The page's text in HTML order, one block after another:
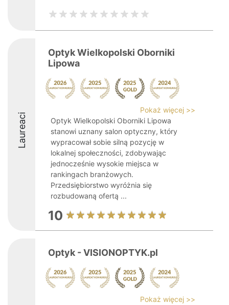
Laureaci
Optyk Wielkopolski Oborniki
Lipowa
Pokaż więcej >>
Optyk Wielkopolski Oborniki Lipowa
stanowi uznany salon optyczny, który
wypracował sobie silną pozycję w
lokalnej społeczności, zdobywając
jednocześnie wysokie miejsca w
rankingach branżowych.
Przedsiębiorstwo wyróżnia się
rozbudowaną ofertą ...
10
Optyk - VISIONOPTYK.pl
Pokaż więcej >>